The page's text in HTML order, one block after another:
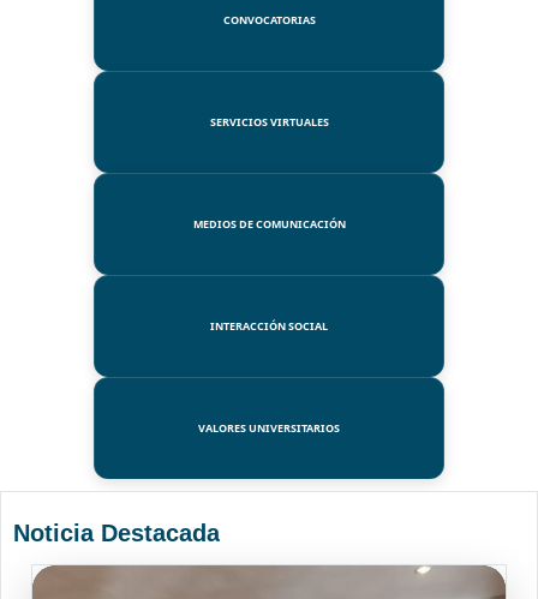
CONVOCATORIAS
SERVICIOS VIRTUALES
MEDIOS DE COMUNICACIÓN
INTERACCIÓN SOCIAL
VALORES UNIVERSITARIOS
Noticia Destacada